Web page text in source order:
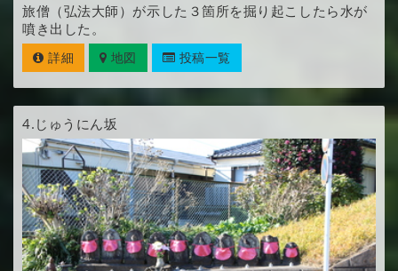
旅僧（弘法大師）が示した３箇所を掘り起こしたら水が
噴き出した。
詳細 地図 投稿一覧
4. じゅうにん坂